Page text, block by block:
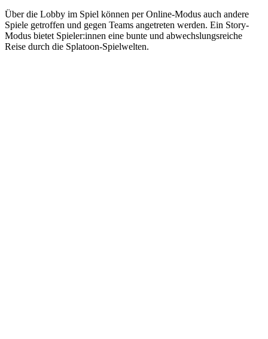
Über die Lobby im Spiel können per Online-Modus auch andere
Spiele getroffen und gegen Teams angetreten werden. Ein Story-
Modus bietet Spieler:innen eine bunte und abwechslungsreiche
Reise durch die Splatoon-Spielwelten.